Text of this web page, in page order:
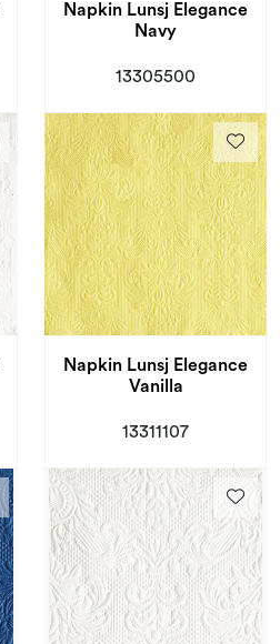
Napkin Lunsj Elegance
Navy
13305500
Napkin Lunsj Elegance
Vanilla
13311107